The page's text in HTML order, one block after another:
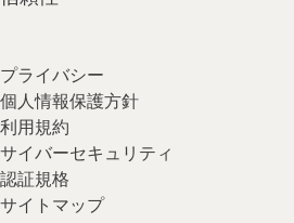
プライバシー
個人情報保護方針
利用規約
サイバーセキュリティ
認証規格
サイトマップ